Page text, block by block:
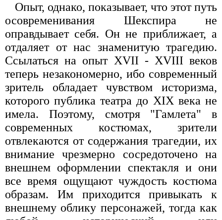
Опыт, однако, показывает, что этот путь
осовременивания Шекспира не
оправдывает себя. Он не приближает, а
отдаляет от нас знаменитую трагедию.
Ссылаться на опыт XVII - XVIII веков
теперь незакономерно, ибо современный
зритель обладает чувством историзма,
которого публика театра до XIX века не
имела. Поэтому, смотря "Гамлета" в
современных костюмах, зрители
отвлекаются от содержания трагедии, их
внимание чрезмерно сосредоточено на
внешнем оформлении спектакля и они
все время ощущают чуждость костюма
образам. Им приходится привыкать к
внешнему облику персонажей, тогда как